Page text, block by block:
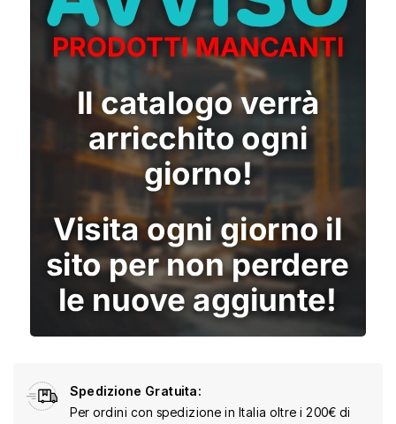
Spedizione Gratuita:
Per ordini con spedizione in Italia oltre i 200€ di